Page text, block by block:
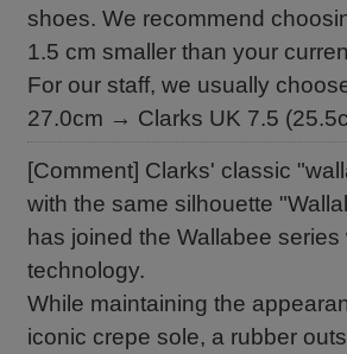
shoes. We recommend
1.5 cm smaller than your
For our staff, we usually
27.0cm → Clarks UK 7.5
[Comment] Clarks' classic
with the same silhouette
has joined the Wallabee
technology.
While maintaining the
iconic crepe sole, a rubber